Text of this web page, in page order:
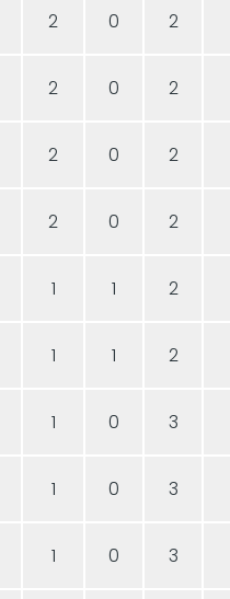
2 0 2
2 0 2
2 0 2
2 0 2
1 1 2
1 1 2
1 0 3
1 0 3
1 0 3